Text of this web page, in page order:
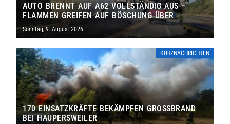
AUTO BRENNT AUF A62 VOLLSTÄNDIG AUS –
FLAMMEN GREIFEN AUF BÖSCHUNG ÜBER
Sonntag, 9. August 2026
KURZNACHRICHTEN
170 EINSATZKRÄFTE BEKÄMPFEN GROSSBRAND B
EI HAUPERSWEILER